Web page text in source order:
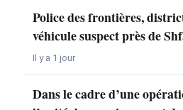
Police des frontières,
véhicule suspect près de
Il y a 1 jour
Dans le cadre d’une